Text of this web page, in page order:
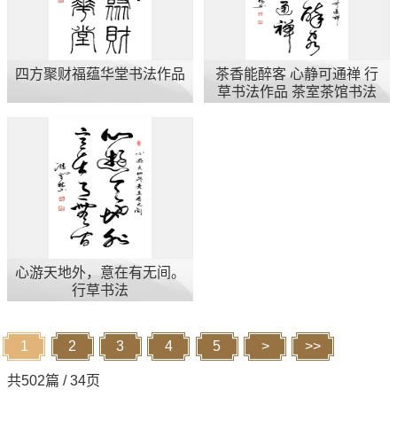
四方聚财福蕴华堂书法作品
茶香能醉客 心静可通禅 行
草书法作品 茶室茶馆书法
心游天地外，意在有无间。
行草书法
1 2 3 4 5 > >>
共502篇 / 34页